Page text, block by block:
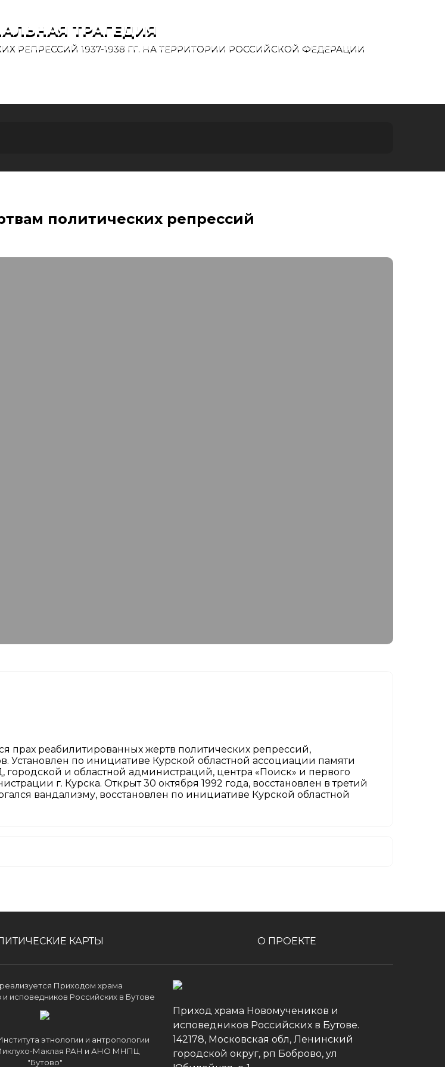
ТРАГЕДИЯ
РЕПРЕССИЙ 1937-1938 ГГ. НА ТЕРРИТОРИИ РОССИЙСКОЙ ФЕДЕРАЦИИ
политических репрессий
прах реабилитированных жертв политических репрессий,
Установлен по инициативе Курской областной ассоциации памяти
и областной администраций, центра «Поиск» и первого
г. Курска. Открыт 30 октября 1992 года, восстановлен в третий
вандализму, восстановлен по инициативе Курской областной
КАРТЫ О ПРОЕКТЕ
Приходом храма
исповедников Российских в Бутове
этнологии и антропологии
Маклая РАН и АНО МНПЦ
"Бутово"
Приход храма Новомучеников и
исповедников Российских в Бутове.
142178, Московская обл, Ленинский
городской округ, рп Боброво, ул